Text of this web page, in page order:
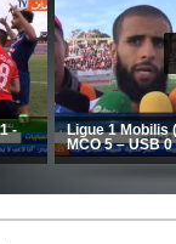
Kaci-Saïd évoque le
du Mouloudia face